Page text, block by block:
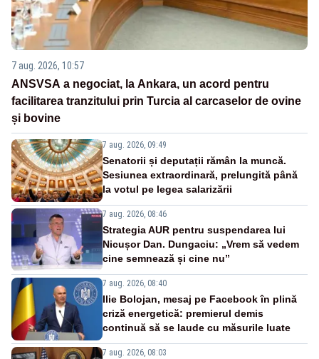
7 aug. 2026, 10:57
ANSVSA a negociat, la Ankara, un acord pentru
facilitarea tranzitului prin Turcia al carcaselor de ovine
și bovine
7 aug. 2026, 09:49
Senatorii și deputații rămân la muncă.
Sesiunea extraordinară, prelungită până
la votul pe legea salarizării
7 aug. 2026, 08:46
Strategia AUR pentru suspendarea lui
Nicușor Dan. Dungaciu: „Vrem să vedem
cine semnează și cine nu”
7 aug. 2026, 08:40
Ilie Bolojan, mesaj pe Facebook în plină
criză energetică: premierul demis
continuă să se laude cu măsurile luate
7 aug. 2026, 08:03